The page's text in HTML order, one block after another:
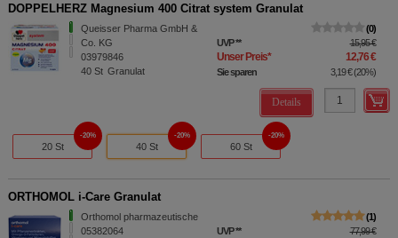
DOPPELHERZ Magnesium 400 Citrat system Granulat
Queisser Pharma GmbH &
Co. KG
03979846
40 St Granulat
0
UVP** 15,95 €
Unser Preis* 12,76 €
Sie sparen 3,19 €(20%)
Details
20 St
20%
40 St
20%
60 St
20%
ORTHOMOL i-Care Granulat
Orthomol pharmazeutische
05382064
1
UVP** 77,99 €